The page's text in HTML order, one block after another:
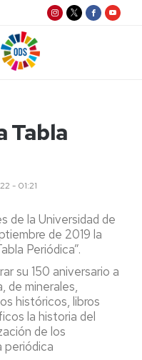
Tabla
- 01:21
de la Universidad de
de 2019 la
Periódica”.
su 150 aniversario a
de minerales,
históricos, libros
la historia del
de los
periódica